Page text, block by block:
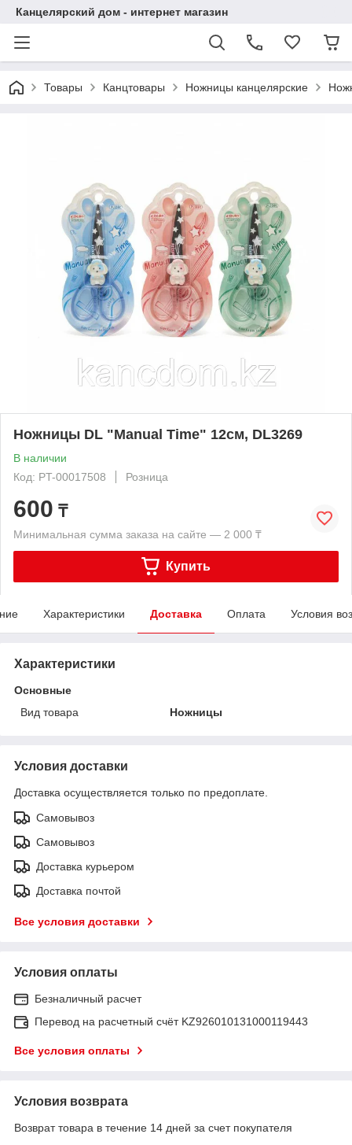
Канцелярский дом - интернет магазин
Товары Канцтовары Ножницы канцелярские
Ножницы DL "Manual Time" 12см, DL3269
В наличии
Код: PT-00017508
Розница
600 ₸
Минимальная сумма заказа на сайте — 2 000 ₸
Купить
Характеристики Доставка Оплата Условия
Характеристики
Основные
Вид товара
Ножницы
Условия доставки
Доставка осуществляется только по предоплате.
Самовывоз
Самовывоз
Доставка курьером
Доставка почтой
Все условия доставки
Условия оплаты
Безналичный расчет
Перевод на расчетный счёт KZ926010131000119443
Все условия оплаты
Условия возврата
Возврат товара в течение 14 дней за счет покупателя